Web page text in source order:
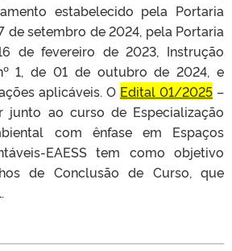
estabelecido pela Portaria
de setembro de 2024, pela Portaria
de fevereiro de 2023, Instrução
1, de 01 de outubro de 2024, e
aplicáveis. O Edital 01/2025 –
junto ao curso de Especialização
com ênfase em Espaços
EAESS tem como objetivo
de Conclusão de Curso, que